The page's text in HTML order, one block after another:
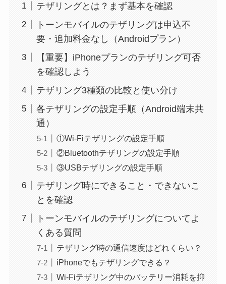
テザリングとは？まず基本を確認
トーンモバイルのテザリングは申込不
要・追加料金なし（Androidプラン）
【重要】iPhoneプランのテザリング可否
を確認しよう
テザリング3種類の比較と使い分け
各テザリングの設定手順（Android端末共
通）
①Wi-Fiテザリングの設定手順
②Bluetoothテザリングの設定手順
③USBテザリングの設定手順
テザリング時にできること・できないこ
とを確認
トーンモバイルのテザリングについてよ
くある質問
テザリング時の通信速度はどれくらい？
iPhoneでもテザリングできる？
Wi-Fiテザリング中のバッテリー消耗を抑